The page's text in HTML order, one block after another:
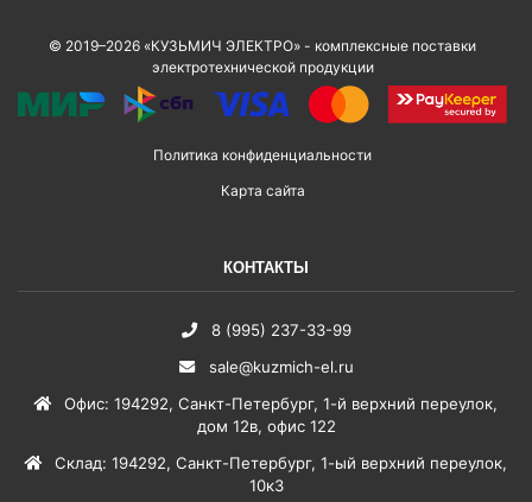
© 2019–2026 «КУЗЬМИЧ ЭЛЕКТРО» - комплексные поставки
электротехнической продукции
Политика конфиденциальности
Карта сайта
КОНТАКТЫ
8 (995) 237-33-99
sale@kuzmich-el.ru
Офис: 194292, Санкт-Петербург, 1-й верхний переулок,
дом 12в, офис 122
Склад: 194292, Санкт-Петербург, 1-ый верхний переулок,
10к3